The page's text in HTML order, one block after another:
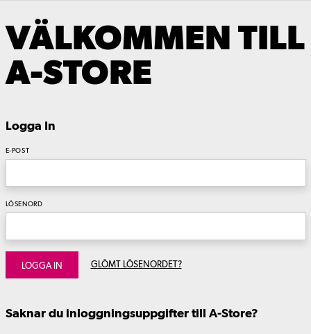
VÄLKOMMEN TILL
A-STORE
Logga In
E-POST
LÖSENORD
LOGGA IN GLÖMT LÖSENORDET?
Saknar du inloggningsuppgifter till A-Store?